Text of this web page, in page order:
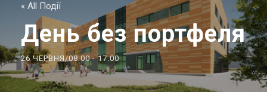
« All Події
День без портфеля
26 ЧЕРВНЯ/08:00-17:00